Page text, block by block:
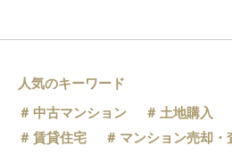
人気のキーワード
中古マンション
土地購入
賃貸住宅
マンション売却・